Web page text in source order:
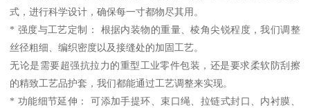
式，进行科学设计，确保每一寸都物尽其用。
* 强度与工艺定制： 根据内装物的重量、棱角尖锐程度，我们调整
丝径粗细、编织密度以及接缝处的加固工艺。
无论是需要超强抗拉力的重型工业零件包装，还是要求柔软防刮擦
的精致工艺品护套，我们都能通过工艺调整来实现。
* 功能细节延伸： 可添加手提环、束口绳、拉链式封口、内衬膜、